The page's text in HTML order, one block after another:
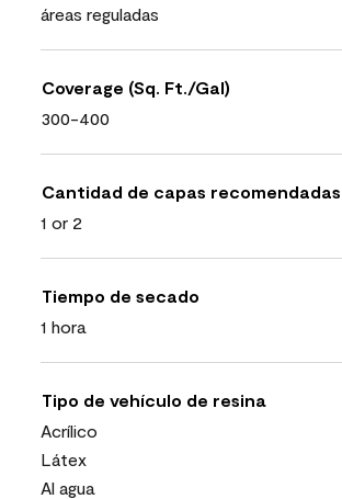
áreas reguladas
Coverage (Sq. Ft./Gal)
300-400
Cantidad de capas recomendadas
1 or 2
Tiempo de secado
1 hora
Tipo de vehículo de resina
Acrílico
Látex
Al agua